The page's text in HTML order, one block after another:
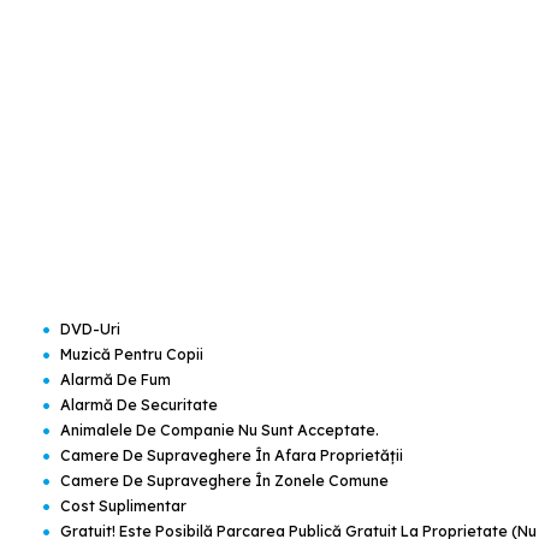
• DVD-Uri
• Muzică Pentru Copii
• Alarmă De Fum
• Alarmă De Securitate
• Animalele De Companie Nu Sunt Acceptate.
• Camere De Supraveghere În Afara Proprietății
• Camere De Supraveghere În Zonele Comune
• Cost Suplimentar
• Gratuit! Este Posibilă Parcarea Publică Gratuit La Proprietate (nu